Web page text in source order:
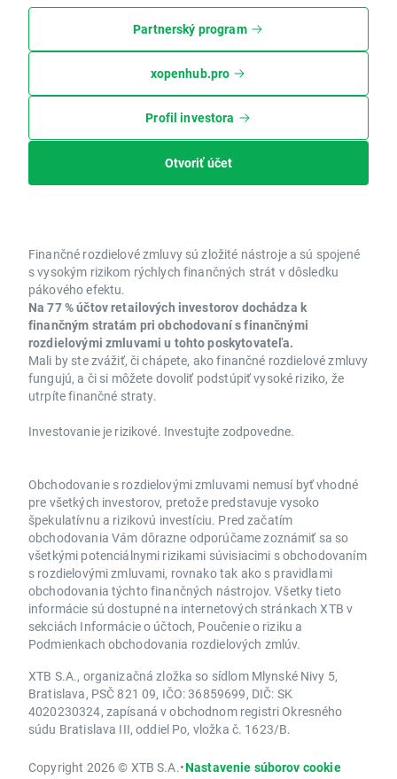
Partnerský program
xopenhub.pro
Profil investora
Otvoriť účet
Finančné rozdielové zmluvy sú zložité nástroje a sú spojené
s vysokým rizikom rýchlych finančných strát v dôsledku
pákového efektu.
Na 77 % účtov retailových investorov dochádza k
finančným stratám pri obchodovaní s finančnými
rozdielovými zmluvami u tohto poskytovateľa.
Mali by ste zvážiť, či chápete, ako finančné rozdielové zmluvy
fungujú, a či si môžete dovoliť podstúpiť vysoké riziko, že
utrpíte finančné straty.
Investovanie je rizikové. Investujte zodpovedne.
Obchodovanie s rozdielovými zmluvami nemusí byť vhodné
pre všetkých investorov, pretože predstavuje vysoko
špekulatívnu a rizikovú investíciu. Pred začatím
obchodovania Vám dôrazne odporúčame zoznámiť sa so
všetkými potenciálnymi rizikami súvisiacimi s obchodovaním
s rozdielovými zmluvami, rovnako tak ako s pravidlami
obchodovania týchto finančných nástrojov. Všetky tieto
informácie sú dostupné na internetových stránkach XTB v
sekciách Informácie o účtoch, Poučenie o riziku a
Podmienkach obchodovania rozdielových zmlúv.
XTB S.A., organizačná zložka so sídlom Mlynské Nivy 5,
Bratislava, PSČ 821 09, IČO: 36859699, DIČ: SK
4020230324, zapísaná v obchodnom registri Okresného
súdu Bratislava III, oddiel Po, vložka č. 1623/B.
Copyright 2026 © XTB S.A.•Nastavenie súborov cookie